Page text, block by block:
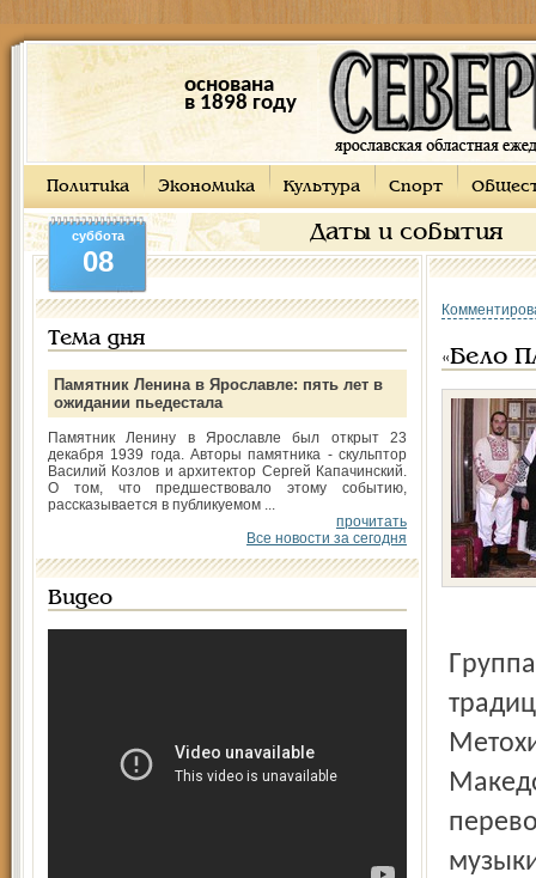
основана
в 1898 году
Политика Экономика Культура Спорт
Даты и события
суббота
08
Тема дня
Памятник Ленина в Ярославле: пять лет в
ожидании пьедестала
Памятник Ленину в Ярославле был открыт 23
декабря 1939 года. Авторы памятника - скульптор
Василий Козлов и архитектор Сергей Капачинский.
О том, что предшествовало этому событию,
рассказывается в публикуемом ...
прочитать
Все новости за сегодня
Видео
«Бело
Группа горячо любима в Европе за чистоту подачи